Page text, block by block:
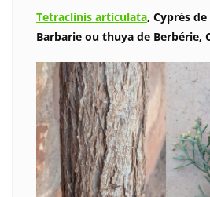
Tetraclinis articulata, Cyprès
Barbarie ou thuya de Berbérie,